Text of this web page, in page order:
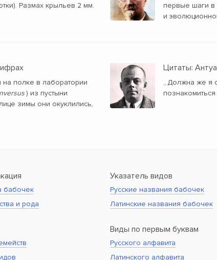
Размах крыльев 2 мм.
первые шаги в
и
полке в лаборатории
) из пустыни
зимы они окуклились,
Цитаты:
„Должна же я
бабочек
и рода
Указатель видов
Русские названия бабочек
Латинские названия бабочек
Виды по первым буквам
Русского алфавита
Латинского алфавита